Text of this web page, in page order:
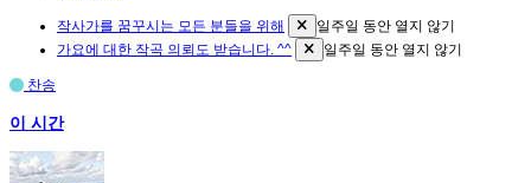
작사가를 꿈꾸시는 모든 분들을 위해
일주일 동안 열지 않기
가요에 대한 작곡 의뢰도 받습니다. ^^
일주일 동안 열지 않기
찬송
이 시간